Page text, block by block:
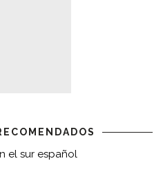
el sur español